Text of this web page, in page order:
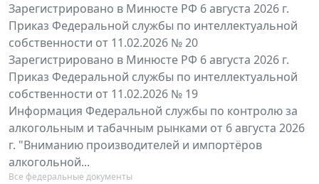
Зарегистрировано в Минюсте РФ 6 августа 2026 г.
Приказ Федеральной службы по интеллектуальной
собственности от 11.02.2026 № 20
Зарегистрировано в Минюсте РФ 6 августа 2026 г.
Приказ Федеральной службы по интеллектуальной
собственности от 11.02.2026 № 19
Информация Федеральной службы по контролю за
алкогольным и табачным рынками от 6 августа 2026
г. "Вниманию производителей и импортёров
алкогольной...
Все федеральные документы